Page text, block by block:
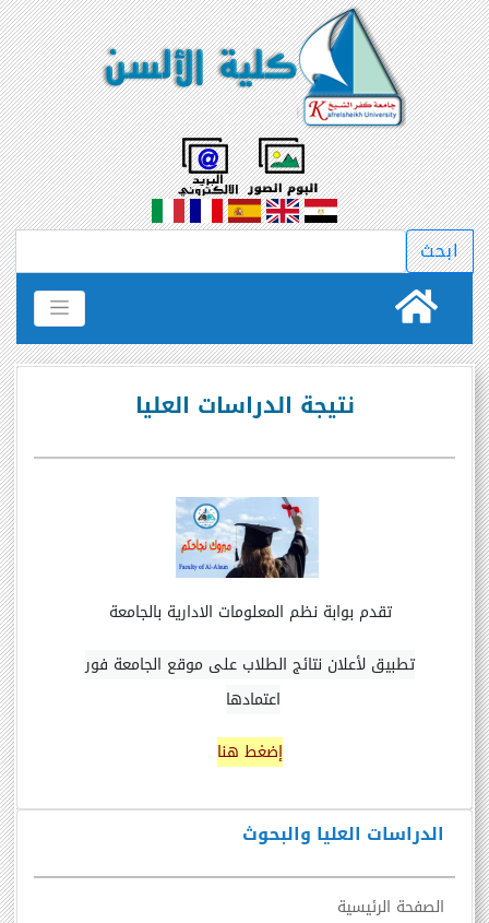
الدراسات العليا والبحوث
الصفحة الرئيسية
نتيجة الدراسات العليا
تقدم بوابة نظم المعلومات الادارية بالجامعة
تطبيق لأعلان نتائج الطلاب على موقع الجامعة فور
اعتمادها
إضغط هنا